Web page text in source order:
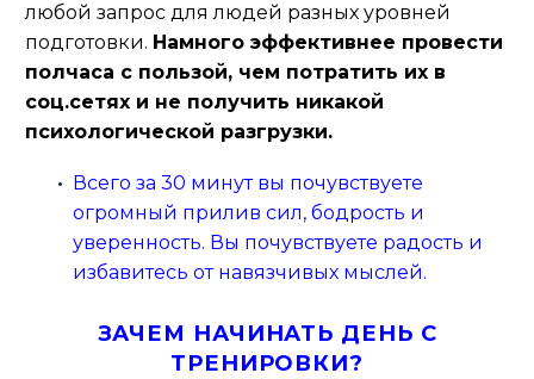
любой запрос для людей разных уровней
подготовки. Намного эффективнее провести
полчаса с пользой, чем потратить их в
соц.сетях и не получить никакой
психологической разгрузки.
Всего за 30 минут вы почувствуете
огромный прилив сил, бодрость и
уверенность. Вы почувствуете радость и
избавитесь от навязчивых мыслей.
ЗАЧЕМ НАЧИНАТЬ ДЕНЬ С
ТРЕНИРОВКИ?